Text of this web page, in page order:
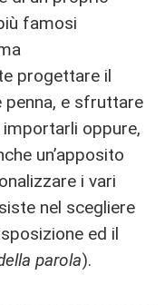
famosi
progettare il
e sfruttare
importarli oppure,
un’apposito
i vari
nel scegliere
ed il
parola).